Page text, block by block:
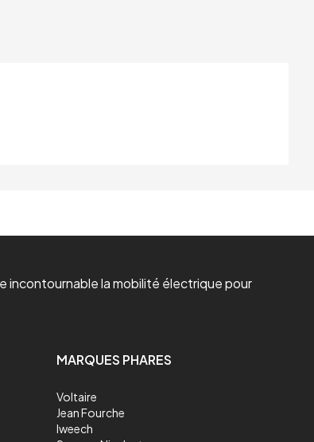
incontournable la mobilité électrique pour
MARQUES PHARES
Voltaire
Jean Fourche
Iweech